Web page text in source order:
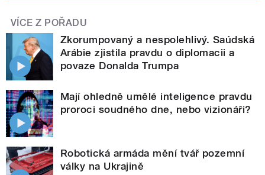
VÍCE Z POŘADU
Zkorumpovaný a nespolehlivý. Saúdská
Arábie zjistila pravdu o diplomacii a
povaze Donalda Trumpa
Mají ohledně umělé inteligence pravdu
proroci soudného dne, nebo vizionáři?
Robotická armáda mění tvář pozemní
války na Ukrajině